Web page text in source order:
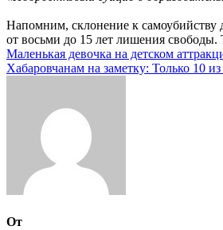
Напомним, склонение к самоубийству
от восьми до 15 лет лишения свободы.
Навигация
по
Маленькая девочка на детском
Хабаровчанам на заметку: Только 10
От